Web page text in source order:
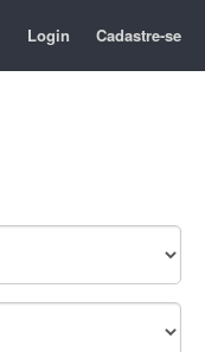
Login Cadastre-se